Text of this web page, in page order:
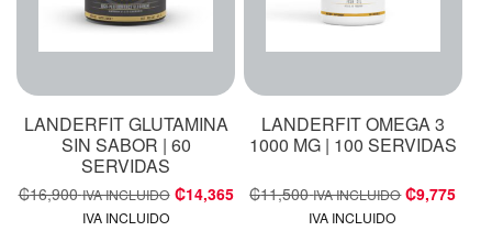
LANDERFIT GLUTAMINA
SIN SABOR | 60
SERVIDAS
₡16,900 IVA INCLUIDO ₡14,365
IVA INCLUIDO
LANDERFIT OMEGA 3
1000 MG | 100 SERVIDAS
₡11,500 IVA INCLUIDO ₡9,775
IVA INCLUIDO